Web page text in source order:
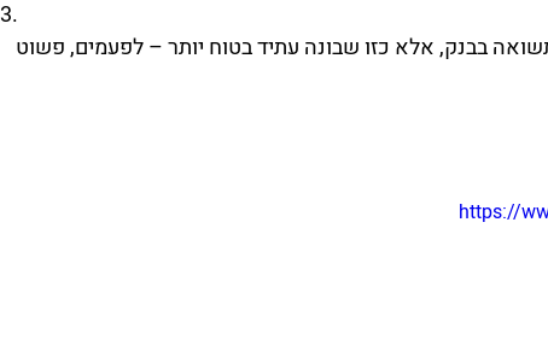
בבנק, אלא כזו שבונה עתיד בטוח יותר – לפעמים, פשוט
https://